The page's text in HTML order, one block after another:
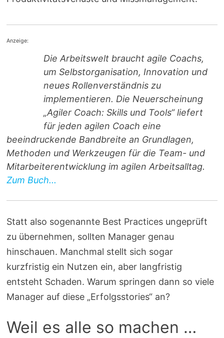
Anzeige:
Die Arbeitswelt braucht agile Coachs,
um Selbstorganisation, Innovation und
neues Rollenverständnis zu
implementieren. Die Neuerscheinung
„Agiler Coach: Skills und Tools“ liefert
für jeden agilen Coach eine
beeindruckende Bandbreite an Grundlagen,
Methoden und Werkzeugen für die Team- und
Mitarbeiterentwicklung im agilen Arbeitsalltag.
Zum Buch...
Statt also sogenannte Best Practices ungeprüft
zu übernehmen, sollten Manager genau
hinschauen. Manchmal stellt sich sogar
kurzfristig ein Nutzen ein, aber langfristig
entsteht Schaden. Warum springen dann so viele
Manager auf diese „Erfolgsstories“ an?
Weil es alle so machen …